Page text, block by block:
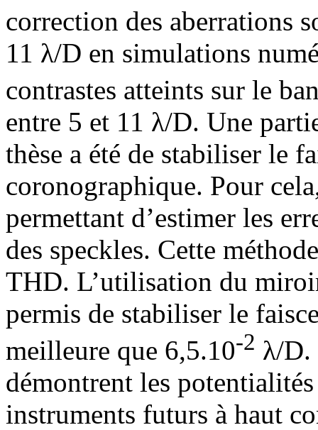
correction des aberrations
11 λ/D en simulations
contrastes atteints sur le
entre 5 et 11 λ/D. Une
thèse a été de stabiliser le
coronographique. Pour
permettant d’estimer les
des speckles. Cette
THD. L’utilisation du
permis de stabiliser le
meilleure que 6,5.10-2 λ/D.
démontrent les
instruments futurs à haut